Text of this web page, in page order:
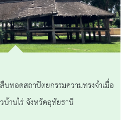
ทอดสถาปัตยกรรมความทรงจำเมื่อ
บ้านไร่ จังหวัดอุทัยธานี